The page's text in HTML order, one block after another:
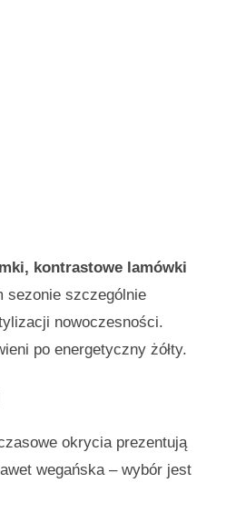
kontrastowe lamówki
sezonie szczególnie
nowoczesności.
po energetyczny żółty.
okrycia prezentują
wegańska – wybór jest